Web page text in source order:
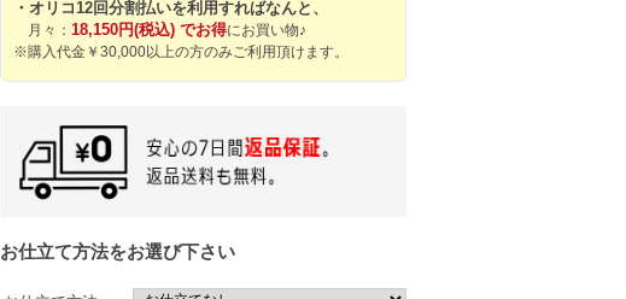
・オリコ12回分割払いを利用すればなんと、
月々：18,150円(税込) でお得にお買い物♪
※購入代金￥30,000以上の方のみご利用頂けます。
お仕立て方法をお選び下さい